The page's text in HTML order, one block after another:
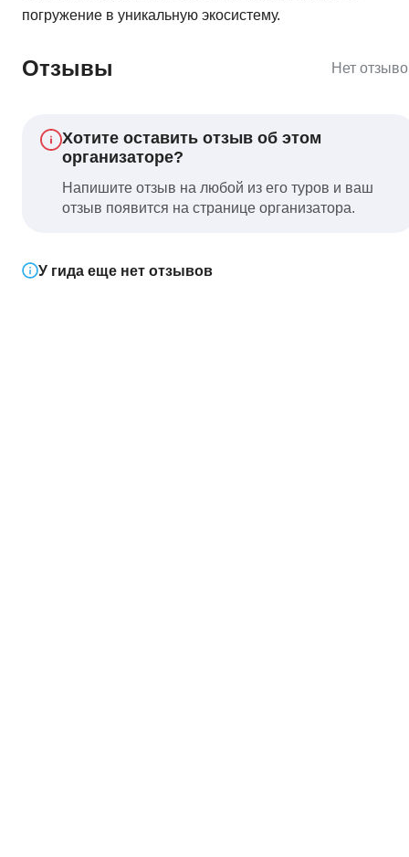
погружение в уникальную экосистему.
Отзывы Нет
Хотите оставить отзыв об этом
организаторе?
Напишите отзыв на любой из его туров и ваш
отзыв появится на странице организатора.
У гида еще нет отзывов